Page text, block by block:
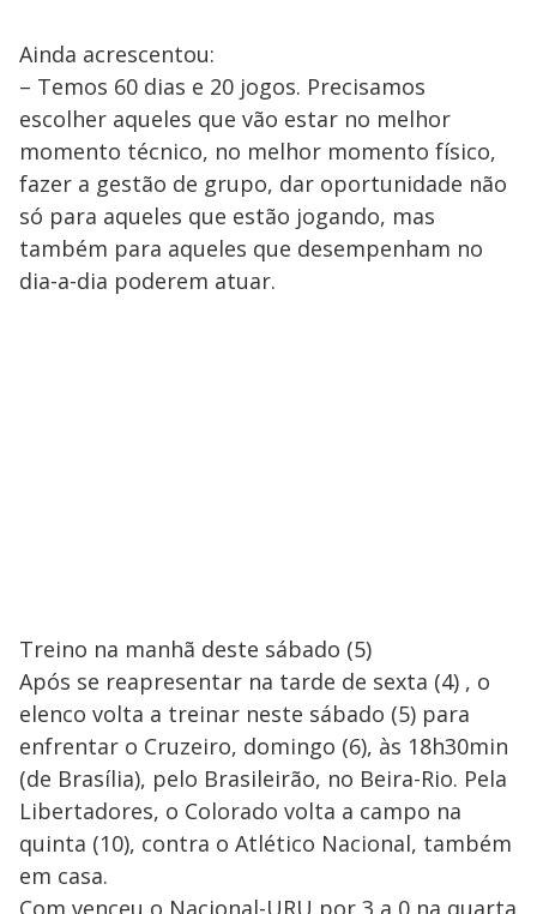
Ainda acrescentou:
– Temos 60 dias e 20 jogos. Precisamos
escolher aqueles que vão estar no melhor
momento técnico, no melhor momento físico,
fazer a gestão de grupo, dar oportunidade não
só para aqueles que estão jogando, mas
também para aqueles que desempenham no
dia-a-dia poderem atuar.
Treino na manhã deste sábado (5)
Após se reapresentar na tarde de sexta (4) , o
elenco volta a treinar neste sábado (5) para
enfrentar o Cruzeiro, domingo (6), às 18h30min
(de Brasília), pelo Brasileirão, no Beira-Rio. Pela
Libertadores, o Colorado volta a campo na
quinta (10), contra o Atlético Nacional, também
em casa.
Com venceu o Nacional-URU por 3 a 0 na quarta